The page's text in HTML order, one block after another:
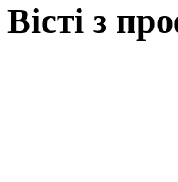
Вісті з